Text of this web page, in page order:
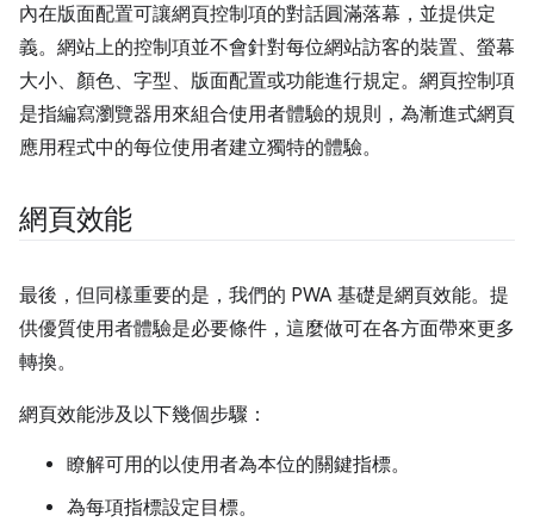
內在版面配置可讓網頁控制項的對話圓滿落幕，並提供定
義。網站上的控制項並不會針對每位網站訪客的裝置、螢幕
大小、顏色、字型、版面配置或功能進行規定。網頁控制項
是指編寫瀏覽器用來組合使用者體驗的規則，為漸進式網頁
應用程式中的每位使用者建立獨特的體驗。
網頁效能
最後，但同樣重要的是，我們的 PWA 基礎是網頁效能。提
供優質使用者體驗是必要條件，這麼做可在各方面帶來更多
轉換。
網頁效能涉及以下幾個步驟：
瞭解可用的以使用者為本位的關鍵指標。
為每項指標設定目標。